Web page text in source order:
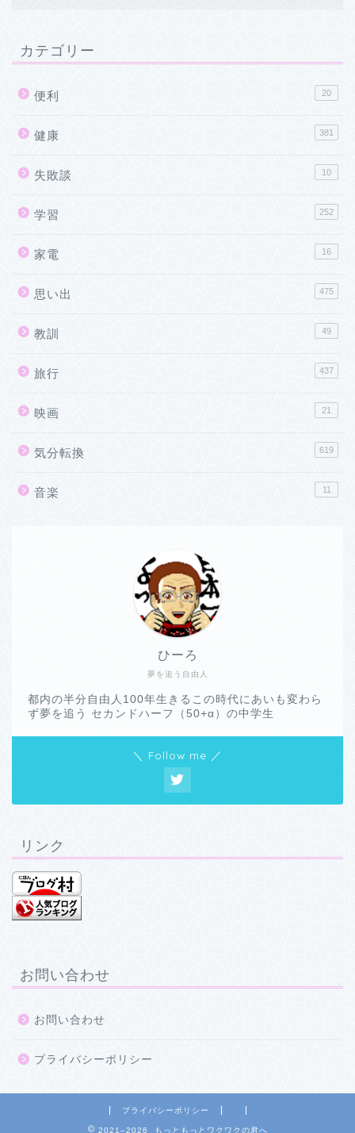
カテゴリー
便利 20
健康 381
失敗談 10
学習 252
家電 16
思い出 475
教訓 49
旅行 437
映画 21
気分転換 619
音楽 11
夢を追う自由人
ひーろ
都内の半分自由人100年生きるこの時代にあいも変わら
ず夢を追う セカンドハーフ（50+α）の中学生
＼ Follow me ／
リンク
お問い合わせ
お問い合わせ
プライバシーポリシー
プライバシーポリシー
2021–2026 もっともっとワクワクの君へ